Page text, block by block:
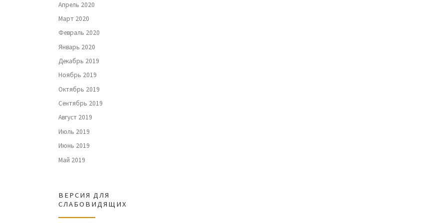
Апрель 2020
Март 2020
Февраль 2020
Январь 2020
Декабрь 2019
Ноябрь 2019
Октябрь 2019
Сентябрь 2019
Август 2019
Июль 2019
Июнь 2019
Май 2019
ВЕРСИЯ ДЛЯ
СЛАБОВИДЯЩИХ